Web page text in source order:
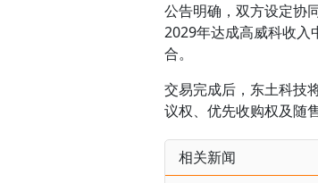
公告明确，双方设定协
2029年达成高威科收入
合。
交易完成后，东土科技
议权、优先收购权及随售
相关新闻